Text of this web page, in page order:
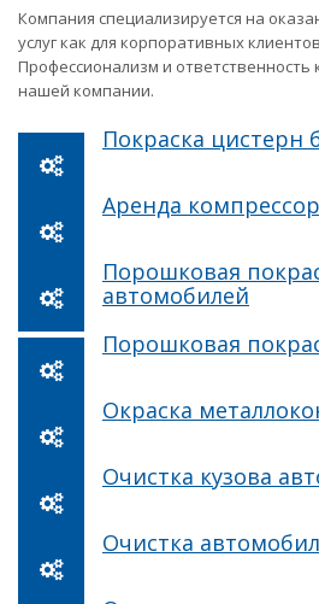
Компания специализируется на
услуг как для корпоративных
Профессионализм и
нашей компании.
Покраска цистерн
Аренда
Порошковая
автомобилей
Порошковая
Окраска
Очистка кузова
Очистка